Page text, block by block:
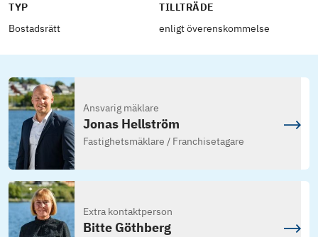
TYP
Bostadsrätt
TILLTRÄDE
enligt överenskommelse
Ansvarig mäklare
Jonas Hellström
Fastighetsmäklare / Franchisetagare
Extra kontaktperson
Bitte Göthberg